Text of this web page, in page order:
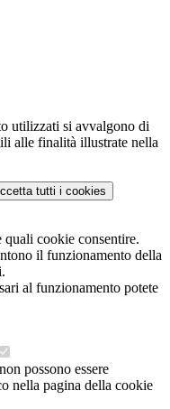
utilizzati si avvalgono di
alle finalità illustrate nella
tutti i cookies
quali cookie consentire.
il funzionamento della
al funzionamento potete
possono essere
nella pagina della cookie